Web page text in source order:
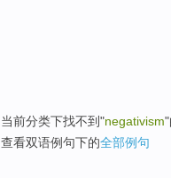
当前分类下找不到"negativism"
查看双语例句下的全部例句